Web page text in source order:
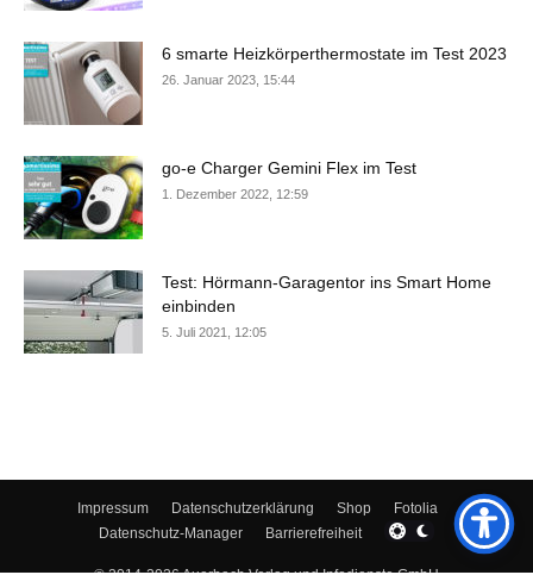
6 smarte Heizkörperthermostate im Test 2023
26. Januar 2023, 15:44
go-e Charger Gemini Flex im Test
1. Dezember 2022, 12:59
Test: Hörmann-Garagentor ins Smart Home
einbinden
5. Juli 2021, 12:05
Impressum Datenschutzerklärung Shop
Fotolia
Datenschutz-Manager
Barrierefreiheit